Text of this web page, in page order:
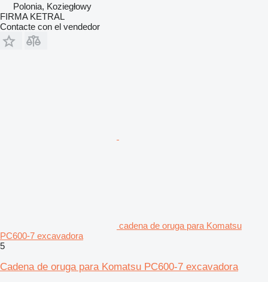
Polonia, Koziegłowy
FIRMA KETRAL
Contacte con el vendedor
cadena de oruga para Komatsu
PC600-7 excavadora
5
Cadena de oruga para Komatsu PC600-7 excavadora